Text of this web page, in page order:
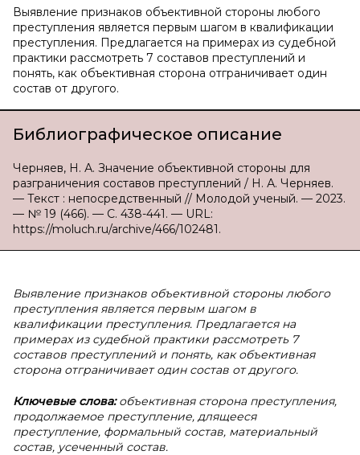
Выявление признаков объективной стороны любого
преступления является первым шагом в квалификации
преступления. Предлагается на примерах из судебной
практики рассмотреть 7 составов преступлений и
понять, как объективная сторона отграничивает один
состав от другого.
Библиографическое описание
Черняев, Н. А. Значение объективной стороны для
разграничения составов преступлений / Н. А. Черняев.
— Текст : непосредственный // Молодой ученый. — 2023.
— № 19 (466). — С. 438-441. — URL:
https://moluch.ru/archive/466/102481.
Выявление признаков объективной стороны любого
преступления является первым шагом в
квалификации преступления. Предлагается на
примерах из судебной практики рассмотреть 7
составов преступлений и понять, как объективная
сторона отграничивает один состав от другого.
Ключевые слова:объективная сторона преступления,
продолжаемое преступление, длящееся
преступление, формальный состав, материальный
состав, усеченный состав.